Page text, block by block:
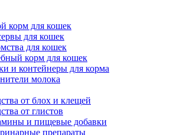
корм для кошек
для кошек
для кошек
корм для кошек
и контейнеры для корма
молока
от блох и клещей
от глистов
и пищевые добавки
препараты